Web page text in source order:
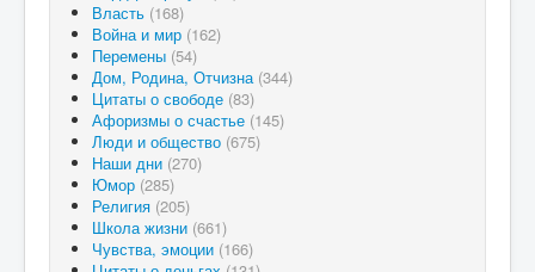
Власть (168)
Война и мир (162)
Перемены (54)
Дом, Родина, Отчизна (344)
Цитаты о свободе (83)
Афоризмы о счастье (145)
Люди и общество (675)
Наши дни (270)
Юмор (285)
Религия (205)
Школа жизни (661)
Чувства, эмоции (166)